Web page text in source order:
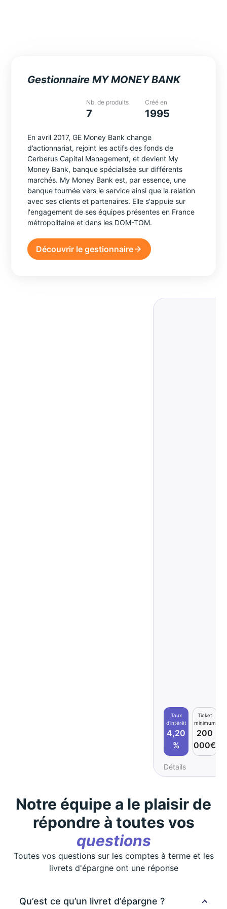
Gestionnaire MY MONEY BANK
Nb. de produits
7
Créé en
1995
En avril 2017, GE Money Bank change
d’actionnariat, rejoint les actifs des fonds de
Cerberus Capital Management, et devient My
Money Bank, banque spécialisée sur différents
marchés. My Money Bank est, par essence, une
banque tournée vers le service ainsi que la relation
avec ses clients et partenaires. Elle s'appuie sur
l'engagement de ses équipes présentes en France
métropolitaine et dans les DOM-TOM.
Découvrir le gestionnaire
Taux
d'intérêt
4,20
%
Ticket
minimum
200
000€
Détails
Notre équipe a le plaisir de
répondre à toutes vos
questions
Toutes vos questions sur les comptes à terme et les
livrets d'épargne ont une réponse
Qu’est ce qu’un livret d’épargne ?